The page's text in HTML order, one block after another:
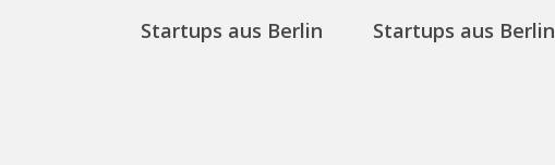
Startups aus Berlin Startups aus Berlin